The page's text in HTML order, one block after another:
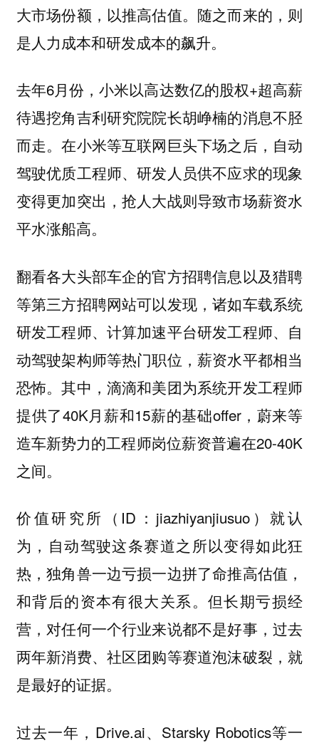
大市场份额，以推高估值。随之而来的，则
是人力成本和研发成本的飙升。
去年6月份，小米以高达数亿的股权+超高薪
待遇挖角吉利研究院院长胡峥楠的消息不胫
而走。在小米等互联网巨头下场之后，自动
驾驶优质工程师、研发人员供不应求的现象
变得更加突出，抢人大战则导致市场薪资水
平水涨船高。
翻看各大头部车企的官方招聘信息以及猎聘
等第三方招聘网站可以发现，诸如车载系统
研发工程师、计算加速平台研发工程师、自
动驾驶架构师等热门职位，薪资水平都相当
恐怖。其中，滴滴和美团为系统开发工程师
提供了40K月薪和15薪的基础offer，蔚来等
造车新势力的工程师岗位薪资普遍在20-40K
之间。
价值研究所（ID：jiazhiyanjiusuo）就认
为，自动驾驶这条赛道之所以变得如此狂
热，独角兽一边亏损一边拼了命推高估值，
和背后的资本有很大关系。但长期亏损经
营，对任何一个行业来说都不是好事，过去
两年新消费、社区团购等赛道泡沫破裂，就
是最好的证据。
过去一年，Drive.ai、Starsky Robotics等一